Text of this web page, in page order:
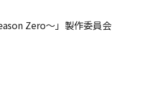
Zero～」製作委員会